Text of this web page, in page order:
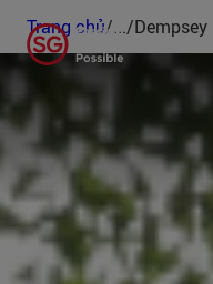
Trang chủ/.../Dempsey